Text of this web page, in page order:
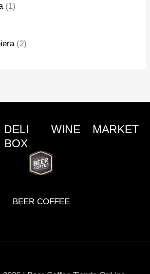
(1)
(2)
DELI
BOX
WINE MARKET
BEER COFFEE